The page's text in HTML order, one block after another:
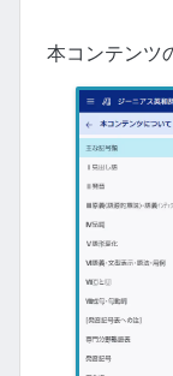
本コンテンツ